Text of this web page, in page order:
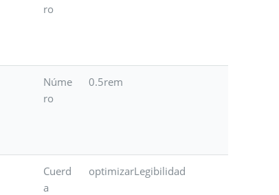
ro
Núme
ro
0.5rem
Cuerd
a
optimizarLegibilidad